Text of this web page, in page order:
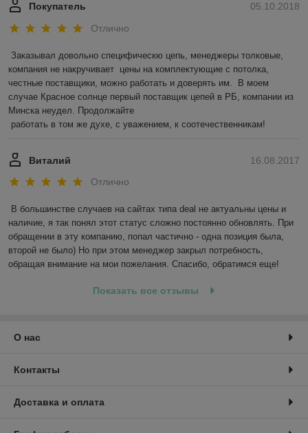
05.10.2018
Покупатель
Отлично
Заказывал довольно специфическю цепь, менеджеры толковые,
компания не накручивает  цены на комплектующие с потолка,
честные поставщики, можно работать и доверять им.  В моем
случае Красное солнце первый поставщик цепей в РБ, компании из
Минска неудел. Продолжайте
работать в том же духе, с уважением, к соотечественникам!
16.08.2017
Виталий
Отлично
В большинстве случаев на сайтах типа deal не актуальны цены и
наличие, я так понял этот статус сложно постоянно обновлять. При
обращении в эту компанию, попал частично - одна позиция была,
второй не было) Но при этом менеджер закрыл потребность,
обращая внимание на мои пожелания. Спасибо, обратимся еще!
Показать все отзывы
О нас
Контакты
Доставка и оплата